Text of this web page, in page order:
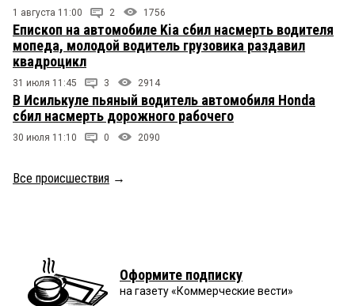
1 августа 11:00 2 1756
Епископ на автомобиле Kia сбил насмерть водителя
мопеда, молодой водитель грузовика раздавил
квадроцикл
31 июля 11:45 3 2914
В Исилькуле пьяный водитель автомобиля Honda
сбил насмерть дорожного рабочего
30 июля 11:10 0 2090
Все происшествия →
Оформите подписку
на газету «Коммерческие вести»